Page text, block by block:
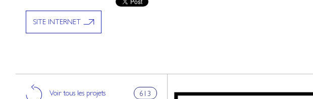
SITE INTERNET
Voir tous les projets 613